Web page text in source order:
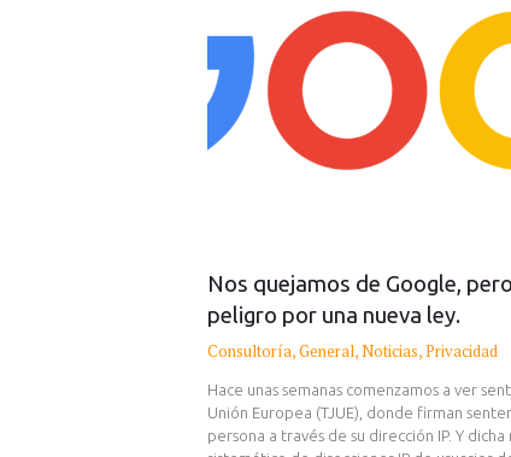
Nos quejamos de Google,
peligro por una nueva ley.
Consultoría,General,Noticias,Privacidad
Hace unas semanas comenzamos a ver
Unión Europea (TJUE), donde firman
persona a través de su dirección IP. Y